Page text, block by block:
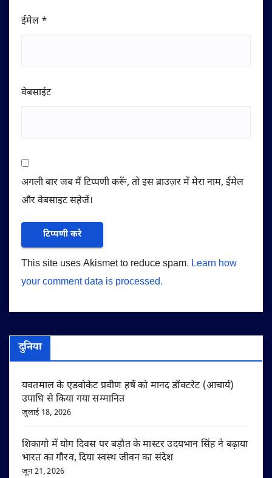
ईमेल *
वेबसाईट
अगली बार जब मैं टिप्पणी करूँ, तो इस ब्राउज़र में मेरा नाम, ईमेल
और वेबसाइट सहेजें।
This site uses Akismet to reduce spam. Learn how
your comment data is processed.
दुनिया
यवतमाल के एडवोकेट प्रवीण हर्षे को मानद डॉक्टरेट (आचार्य)
उपाधि से किया गया सम्मानित
जुलाई 18, 2026
शिकागो में योग दिवस पर बड़ौत के मास्टर उदयभान सिंह ने बढ़ाया
भारत का गौरव, दिया स्वस्थ जीवन का संदेश
जून 21, 2026